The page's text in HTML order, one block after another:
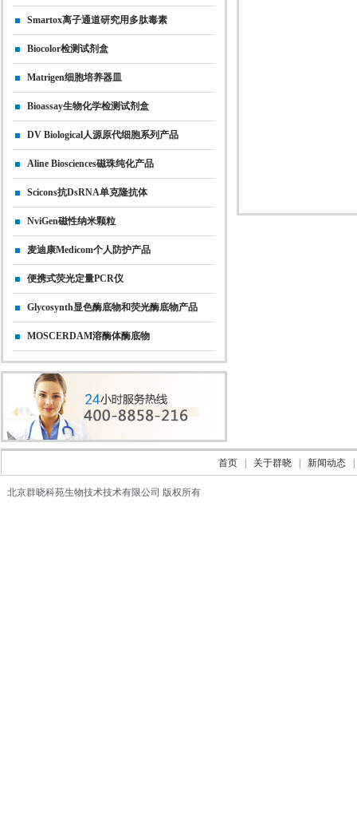
Smartox离子通道研究用多肽毒素
Biocolor检测试剂盒
Matrigen细胞培养器皿
Bioassay生物化学检测试剂盒
DV Biological人源原代细胞系列产品
Aline Biosciences磁珠纯化产品
Scicons抗dsRNA单克隆抗体
NviGen磁性纳米颗粒
麦迪康Medicom个人防护产品
便携式荧光定量PCR仪
Glycosynth显色酶底物和荧光酶底物产品
MOSCERDAM溶酶体酶底物
首页 关于群晓 新闻动态
北京群晓科苑生物技术技术有限公司 版权所有